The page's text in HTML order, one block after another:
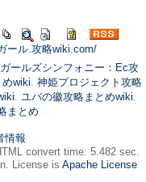
ール.攻略wiki.com/
ガールズシンフォニー：Ec攻
wiki. 神姫プロジェクト攻略
. ユバの徽攻略まとめwiki.
まとめ
情報
convert time: 5.482 sec.
License is Apache License